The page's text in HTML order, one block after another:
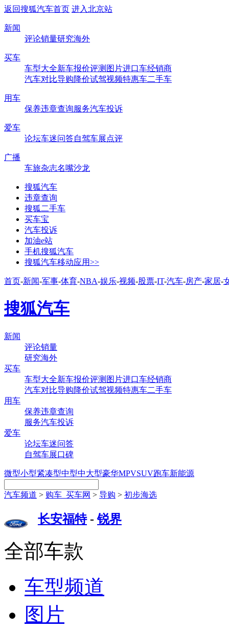
返回搜狐汽车首页 进入北京站
新闻
评论销量研究海外
买车
车型大全新车报价评测 图片进口车经销商
汽车对比导购降价试驾视频特惠车二手车
用车
保养违章查询服务汽车投诉
爱车
论坛车迷问答自驾车展点评
广播
车旅杂志名嘴沙龙
搜狐汽车
违章查询
搜狐二手车
买车宝
汽车投诉
加油e站
手机搜狐汽车
搜狐汽车移动应用>>
首页-新闻-军事-体育-NBA-娱乐-视频-股票-IT-汽车-房产-家居-
搜狐汽车
新闻
评论销量
研究海外
买车
车型大全新车报价评测 图片进口车经销商
汽车对比导购降价试驾视频特惠车二手车
用车
保养违章查询
服务汽车投诉
爱车
论坛车迷问答
自驾车展口碑
微型小型紧凑型中型中大型豪华MPVSUV跑车新能源
汽车频道 > 购车_买车网 > 导购 > 初步海选
长安福特-锐界
全部车款
车型频道
图片